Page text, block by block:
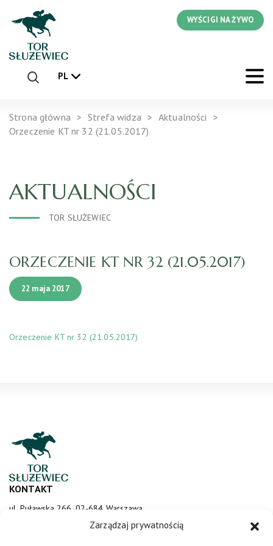
Zarządzaj prywatnością
WYŚCIGI NA ŻYWO
PL
Strona główna Strefa widza
Aktualności
Orzeczenie KT nr 32 (21.05.2017)
AKTUALNOŚCI
TOR SŁUŻEWIEC
ORZECZENIE KT NR 32 (21.05.2017)
22 maja 2017
Orzeczenie KT nr 32 (21.05.2017)
KONTAKT
ul. Puławska 266, 02-684 Warszawa
sluzewiec@totalizator.pl